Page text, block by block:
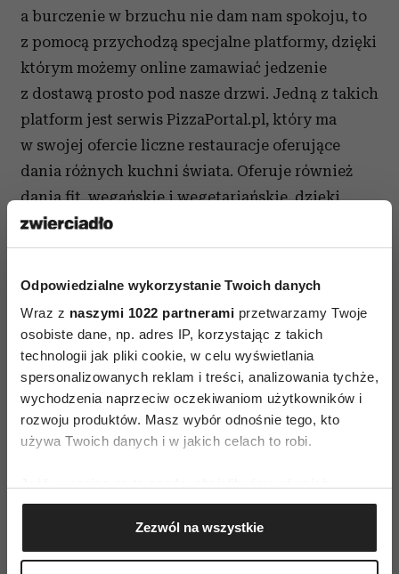
Odpowiedzialne wykorzystanie Twoich danych
Wraz z naszymi 1022 partnerami przetwarzamy Twoje
osobiste dane, np. adres IP, korzystając z takich
technologii jak pliki cookie, w celu wyświetlania
spersonalizowanych reklam i treści, analizowania tychże,
wychodzenia naprzeciw oczekiwaniom użytkowników i
rozwoju produktów. Masz wybór odnośnie tego, kto
używa Twoich danych i w jakich celach to robi.
Gromadzić dane dotyczące Twojej lokalizacji
geograficznej z dokładnością nawet do kilku metrów
Identyfikować Twoje urządzenie, aktywnie
Zezwól na wszystkie
a burczenie w brzuchu nie dam nam spokoju, to
z pomocą przychodzą specjalne platformy, dzięki
którym możemy online zamawiać jedzenie
z dostawą prosto pod nasze drzwi. Jedną z takich
platform jest serwis PizzaPortal.pl, który ma
w swojej ofercie liczne restauracje oferujące
dania różnych kuchni świata. Oferuje również
dania fit, wegańskie i wegetariańskie, dzięki
czemu każdy, nawet najbardziej wybredny
smakosz, znajdzie coś dla siebie. Nie wychodząc